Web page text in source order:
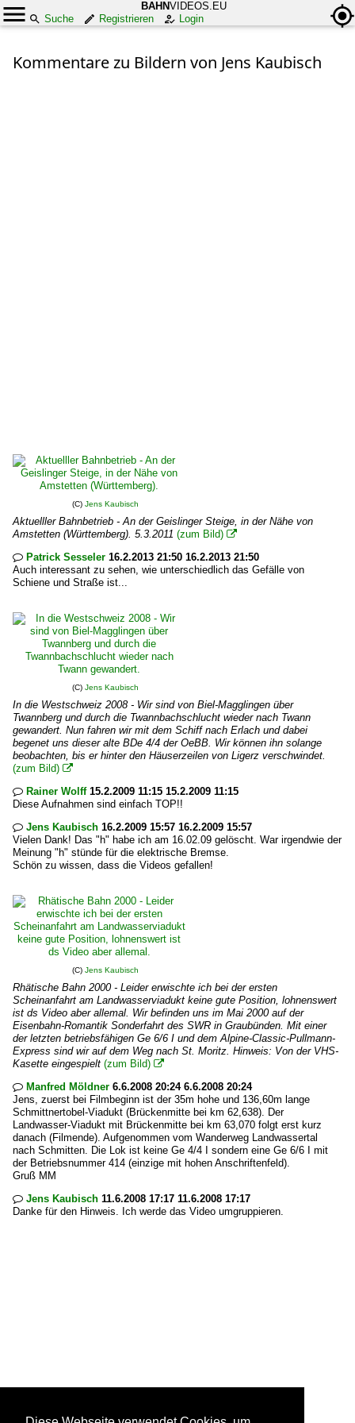
BAHNVIDEOS.EU
Suche
Registrieren Login
Kommentare zu Bildern von Jens Kaubisch
(C) Jens Kaubisch
Aktuelller Bahnbetrieb - An der Geislinger Steige, in der Nähe von
Amstetten (Württemberg). 5.3.2011 (zum Bild) 
 Patrick Sesseler 16.2.2013 21:50 16.2.2013 21:50
Auch interessant zu sehen, wie unterschiedlich das Gefälle von
Schiene und Straße ist...
(C) Jens Kaubisch
In die Westschweiz 2008 - Wir sind von Biel-Magglingen über
Twannberg und durch die Twannbachschlucht wieder nach Twann
gewandert. Nun fahren wir mit dem Schiff nach Erlach und dabei
begenet uns dieser alte BDe 4/4 der OeBB. Wir können ihn solange
beobachten, bis er hinter den Häuserzeilen von Ligerz verschwindet.
(zum Bild) 
 Rainer Wolff15.2.2009 11:15 15.2.2009 11:15
Diese Aufnahmen sind einfach TOP!!
 Jens Kaubisch 16.2.2009 15:57 16.2.2009 15:57
Vielen Dank! Das "h" habe ich am 16.02.09 gelöscht. War irgendwie der
Meinung "h" stünde für die elektrische Bremse.
Schön zu wissen, dass die Videos gefallen!
(C) Jens Kaubisch
Rhätische Bahn 2000 - Leider erwischte ich bei der ersten
Scheinanfahrt am Landwasserviadukt keine gute Position, lohnenswert
ist ds Video aber allemal. Wir befinden uns im Mai 2000 auf der
Eisenbahn-Romantik Sonderfahrt des SWR in Graubünden. Mit einer
der letzten betriebsfähigen Ge 6/6 I und dem Alpine-Classic-Pullmann-
Express sind wir auf dem Weg nach St. Moritz. Hinweis: Von der VHS-
Kasette eingespielt (zum Bild) 
 Manfred Möldner 6.6.2008 20:24 6.6.2008 20:24
Jens, zuerst bei Filmbeginn ist der 35m hohe und 136,60m lange
Schmittnertobel-Viadukt (Brückenmitte bei km 62,638). Der
Landwasser-Viadukt mit Brückenmitte bei km 63,070 folgt erst kurz
danach (Filmende). Aufgenommen vom Wanderweg Landwassertal
nach Schmitten. Die Lok ist keine Ge 4/4 I sondern eine Ge 6/6 I mit
der Betriebsnummer 414 (einzige mit hohen Anschriftenfeld).
Gruß MM
 Jens Kaubisch 11.6.2008 17:17 11.6.2008 17:17
Danke für den Hinweis. Ich werde das Video umgruppieren.